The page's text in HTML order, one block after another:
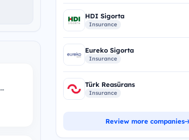
HDI Sigorta
Insurance
Eureko Sigorta
Insurance
Türk Reasürans
Insurance
Review more companies